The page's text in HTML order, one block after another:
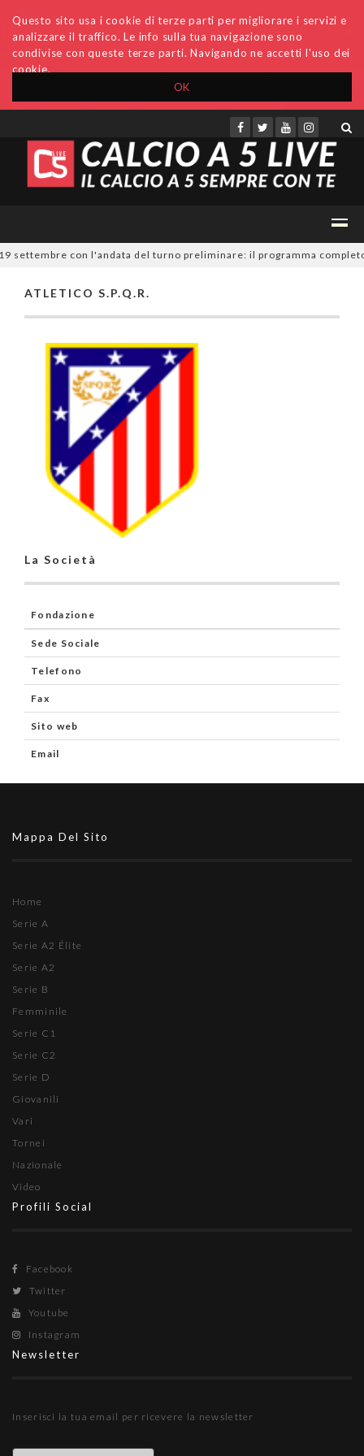
OK
Questo sito usa i cookie di terze parti per migliorare i servizi e
analizzare il traffico. Le info sulla tua navigazione sono
condivise con queste terze parti. Navigando ne accetti l'uso dei
cookie.
Accedi Archivio Invio comunicati Redazione
settembre con l'andata del turno preliminare: il programma completo
ATLETICO S.P.Q.R.
La Società
Fondazione
Sede Sociale
Telefono
Fax
Sito web
Email
Mappa Del Sito
Home
Serie A
Serie A2 Élite
Serie A2
Serie B
Femminile
Serie C1
Serie C2
Serie D
Giovanili
Vari
Tornei
Nazionale
Video
Profili Social
Facebook
Twitter
Youtube
Instagram
Newsletter
Inserisci la tua email per ricevere la newsletter